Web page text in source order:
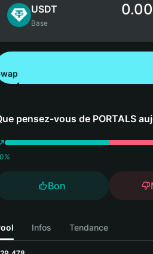
USDT
Base
pensez-vous de PORTALS
%
Bon
Infos Tendance